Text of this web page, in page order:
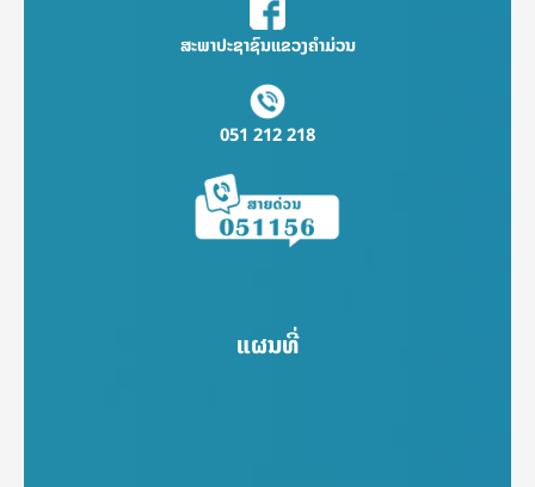
ສະພາປະຊາຊົນແຂວງຄຳມ່ວນ
051 212 218
ແຜນທີ່